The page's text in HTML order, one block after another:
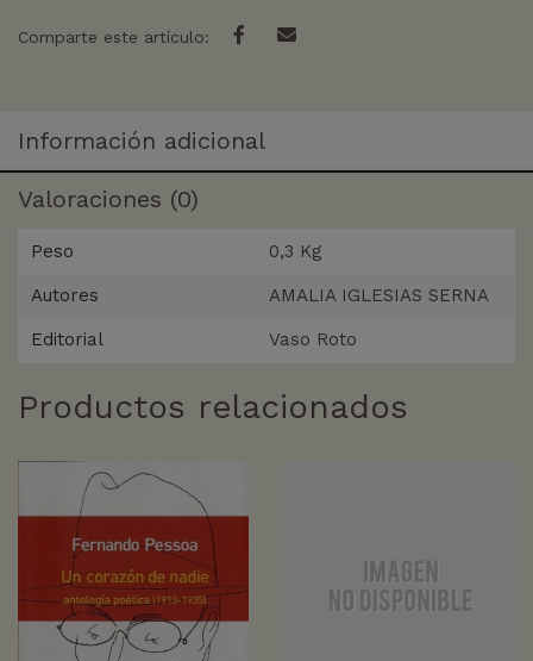
Comparte este artículo:
Información adicional
Valoraciones (0)
Peso 0,3 Kg
Autores AMALIA IGLESIAS SERNA
Editorial Vaso Roto
Productos relacionados